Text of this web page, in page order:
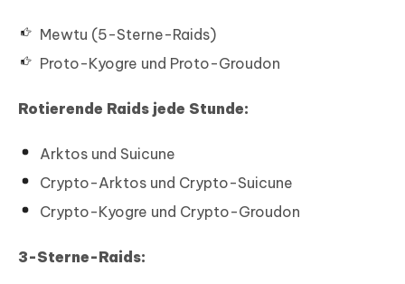
Mewtu (5-Sterne-Raids)
Proto-Kyogre und Proto-Groudon
Rotierende Raids jede Stunde:
Arktos und Suicune
Crypto-Arktos und Crypto-Suicune
Crypto-Kyogre und Crypto-Groudon
3-Sterne-Raids: